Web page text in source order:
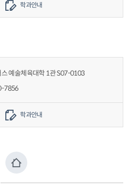
학과안내
예술체육대학 1관 S07-0103
7856
학과안내